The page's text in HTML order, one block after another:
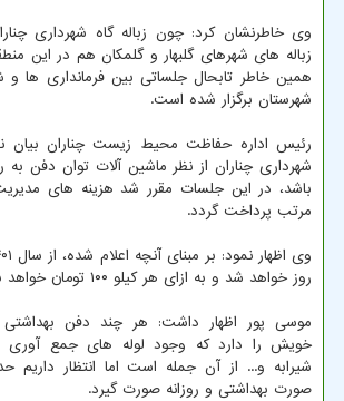
وی خاطرنشان کرد: چون زباله گاه شهرداری
زباله های شهرهای گلبهار و گلمکان هم در این
شهرستان برگزار شده است.
رئیس اداره حفاظت محیط زیست چناران بیان
شهرداری چناران از نظر ماشین آلات توان دفن به
باشد، در این جلسات مقرر شد هزینه های
مرتب پرداخت گردد.
روز خواهد شد و به ازای هر کیلو ۱۰۰ تومان خواهد بود.
موسی پور اظهار داشت: هر چند دفن
خویش را دارد که وجود لوله های جمع آوری
شیرابه و... از آن جمله است اما انتظار داریم
صورت بهداشتی و روزانه صورت گیرد.